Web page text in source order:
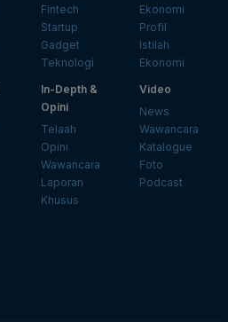
Fintech
Startup
Gadget
Teknologi
Ekonomi
Profil
Istilah
Ekonomi
In-Depth &
Opini
Telaah
Opini
Wawancara
Laporan
Khusus
Video
News
Wawancara
Katalogue
Foto
Podcast